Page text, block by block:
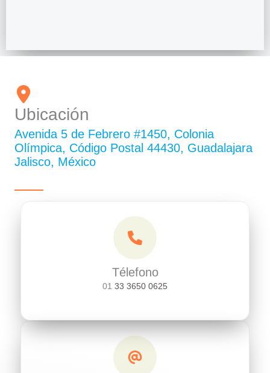
Ubicación
Avenida 5 de Febrero #1450, Colonia
Olímpica, Código Postal 44430, Guadalajara
Jalisco, México
Télefono
01 33 3650 0625